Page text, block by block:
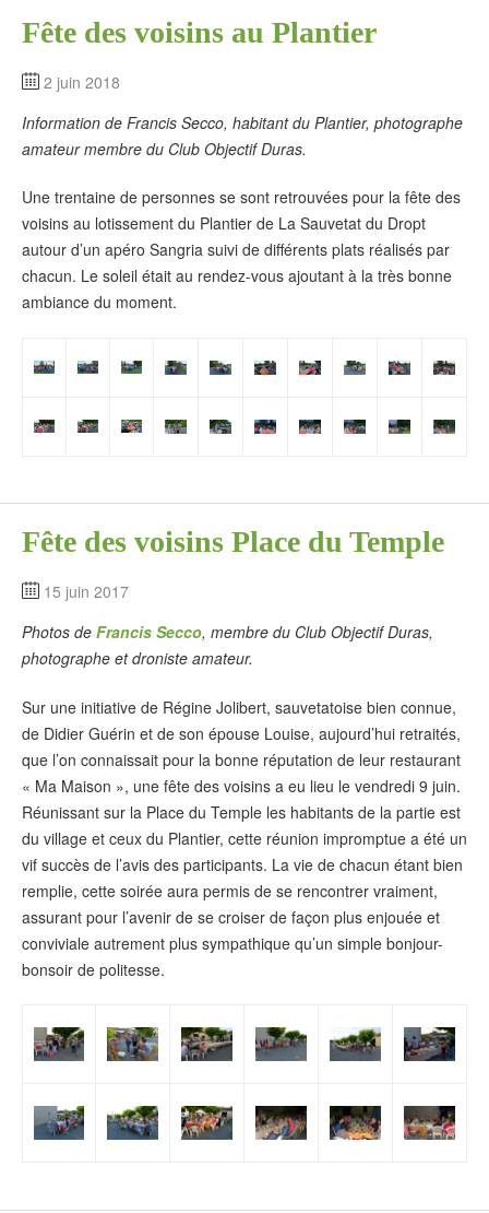
Fête des voisins au Plantier
2 juin 2018
Information de Francis Secco, habitant du Plantier, photographe
amateur membre du Club Objectif Duras.
Une trentaine de personnes se sont retrouvées pour la fête des
voisins au lotissement du Plantier de La Sauvetat du Dropt
autour d’un apéro Sangria suivi de différents plats réalisés par
chacun. Le soleil était au rendez-vous ajoutant à la très bonne
ambiance du moment.
Fête des voisins Place du Temple
15 juin 2017
Photos de Francis Secco, membre du Club Objectif Duras,
photographe et droniste amateur.
Sur une initiative de Régine Jolibert, sauvetatoise bien connue,
de Didier Guérin et de son épouse Louise, aujourd’hui retraités,
que l’on connaissait pour la bonne réputation de leur restaurant
« Ma Maison », une fête des voisins a eu lieu le vendredi 9 juin.
Réunissant sur la Place du Temple les habitants de la partie est
du village et ceux du Plantier, cette réunion impromptue a été un
vif succès de l’avis des participants. La vie de chacun étant bien
remplie, cette soirée aura permis de se rencontrer vraiment,
assurant pour l’avenir de se croiser de façon plus enjouée et
conviviale autrement plus sympathique qu’un simple bonjour-
bonsoir de politesse.